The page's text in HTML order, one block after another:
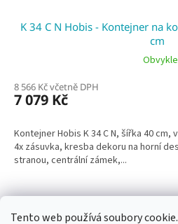
Tento web používá soubory
K 34 C N Hobis - Kontejner na
cm
8 566 Kč včetně DPH
7 079 Kč
Kontejner Hobis K 34 C N, šířka 40 cm,
4x zásuvka, kresba dekoru na horní
stranou, centrální zámek,...